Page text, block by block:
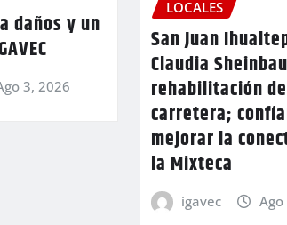
daños y un
3, 2026
LOCALES
San Juan
Claudia
rehabilitación
carretera;
mejorar la
la Mixteca
igavec